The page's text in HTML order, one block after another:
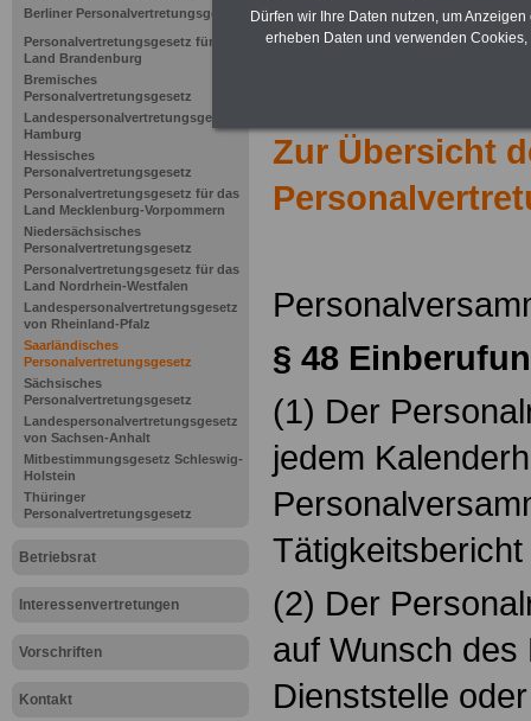
Berliner Personalvertretungsgesetz
Personalvertretungsgesetz für das
Land Brandenburg
Bremisches
Personalvertretungsgesetz
Landespersonalvertretungsgesetz
Hamburg
Hessisches
Personalvertretungsgesetz
Personalvertretungsgesetz für das
Land Mecklenburg-Vorpommern
Niedersächsisches
Personalvertretungsgesetz
Personalvertretungsgesetz für das
Land Nordrhein-Westfalen
Landespersonalvertretungsgesetz
von Rheinland-Pfalz
Saarländisches
Personalvertretungsgesetz
Sächsisches
Personalvertretungsgesetz
Landespersonalvertretungsgesetz
von Sachsen-Anhalt
Mitbestimmungsgesetz Schleswig-
Holstein
Thüringer
Personalvertretungsgesetz
Betriebsrat
Interessenvertretungen
Vorschriften
Kontakt
Zur Übersicht
§ 48
(1) Der
jedem
(2) Der
auf Wunsch des
Dienststelle
Dürfen wir Ihre Daten nutzen, um
erheben Daten und verwenden